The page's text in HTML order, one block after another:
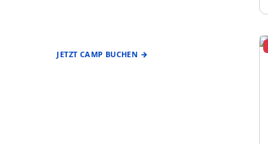
JETZT CAMP BUCHEN →